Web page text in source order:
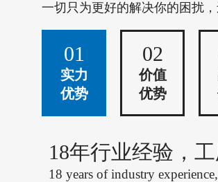
一切只为更好的解决你的困扰
01
实力
优势
02
价值
优势
18年行业经验，
18 years of industry